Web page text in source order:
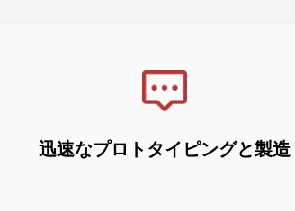
迅速なプロトタイピングと製造
タイプに変換され、より迅速な反復と市場投入